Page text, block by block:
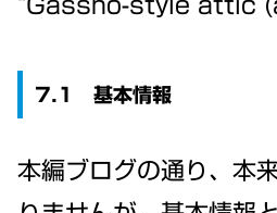
“Gassho-style attic
7.1 基本情報
本編ブログの通り、本